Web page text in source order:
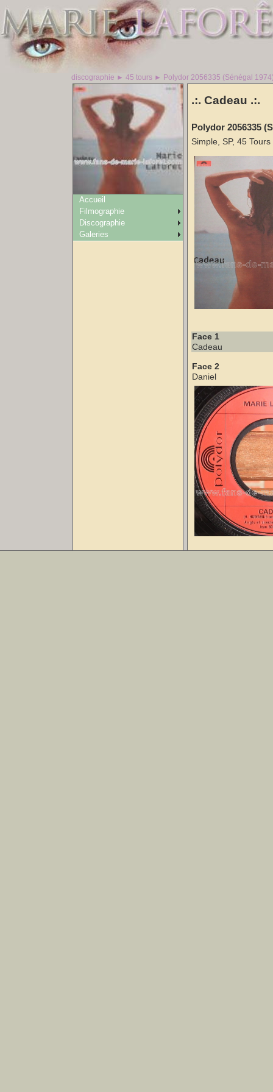
discographie ► 45 tours ► Polydor 2056335 (Sénégal
.:. Cadeau .:.
Polydor 2056335
Simple, SP, 45 Tours
Face 1
Cadeau
Face 2
Daniel
Accueil
Filmographie
Discographie
Galeries